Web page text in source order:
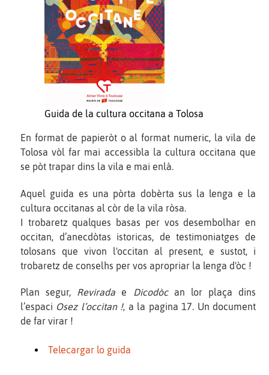
Guida de la cultura occitana a Tolosa
En format de papieròt o al format numeric, la vila de
Tolosa vòl far mai accessibla la cultura occitana que
se pòt trapar dins la vila e mai enlà.
Aquel guida es una pòrta dobèrta sus la lenga e la
cultura occitanas al còr de la vila ròsa.
I trobaretz qualques basas per vos desembolhar en
occitan, d’anecdòtas istoricas, de testimoniatges de
tolosans que vivon l'occitan al present, e sustot, i
trobaretz de conselhs per vos apropriar la lenga d'òc !
Plan segur, Revirada e Dicodòcan lor plaça dins
l’espaci Osez l’occitan !, a la pagina 17. Un document
de far virar !
Telecargar lo guida